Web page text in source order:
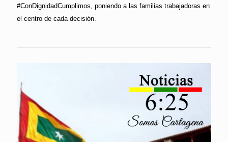
#ConDignidadCumplimos, poniendo a las familias trabajadoras en
el centro de cada decisión.